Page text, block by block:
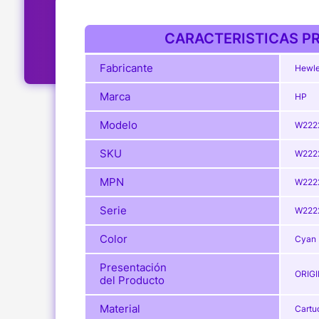
CARACTERISTICAS
Fabricante
Marca HP
Modelo
SKU
MPN
Serie
Color Cyan
Presentación
del Producto
Material